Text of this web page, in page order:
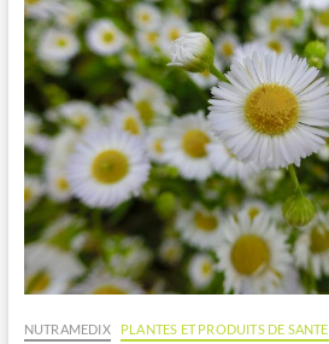
NUTRAMEDIX PLANTES ET PRODUITS DE SANTE